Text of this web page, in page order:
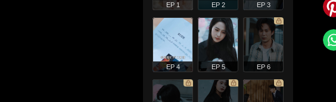
EP 1 EP 2 EP 3
EP 4 EP 5 EP 6